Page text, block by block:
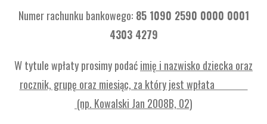
Numer rachunku bankowego:85 1090 2590 0000 0001
4303 4279
W tytule wpłaty prosimy podaćimię i nazwisko dziecka oraz
rocznik, grupę oraz miesiąc, za który jest wpłata
(np. Kowalski Jan 2008B, 02)